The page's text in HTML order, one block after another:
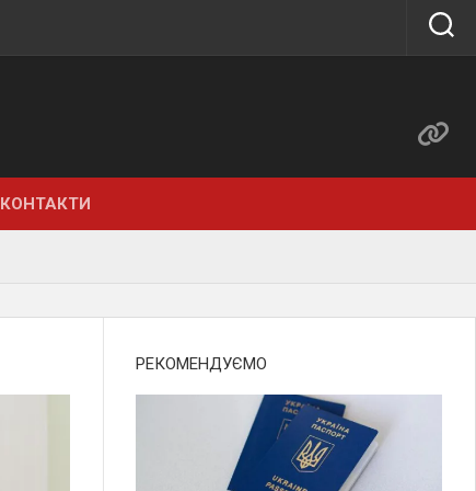
КОНТАКТИ
РЕКОМЕНДУЄМО